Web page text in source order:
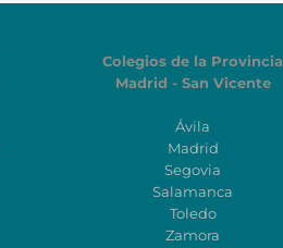
Colegios de la Provincia
Madrid - San Vicente
Ávila
Madrid
Segovia
Salamanca
Toledo
Zamora